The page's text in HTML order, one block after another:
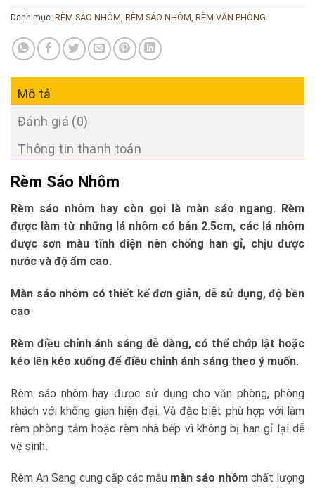
Danh mục: RÈM SÁO NHÔM, RÈM SÁO NHÔM, RÈM VĂN PHÒNG
Mô tả
Đánh giá (0)
Thông tin thanh toán
Rèm Sáo Nhôm
Rèm sáo nhôm hay còn gọi là màn sáo ngang. Rèm
được làm từ những lá nhôm có bản 2.5cm, các lá nhôm
được sơn màu tĩnh điện nên chống han gỉ, chịu được
nước và độ ẩm cao.
Màn sáo nhôm có thiết kế đơn giản, dễ sử dụng, độ bền
cao
Rèm điều chỉnh ánh sáng dễ dàng, có thể chớp lật hoặc
kéo lên kéo xuống để điều chỉnh ánh sáng theo ý muốn.
Rèm sáo nhôm hay được sử dụng cho văn phòng, phòng
khách với không gian hiện đại. Và đặc biệt phù hợp với làm
rèm phòng tắm hoặc rèm nhà bếp vì không bị han gỉ lại dễ
vệ sinh.
Rèm An Sang cung cấp các mẫu màn sáo nhôm chất lượng